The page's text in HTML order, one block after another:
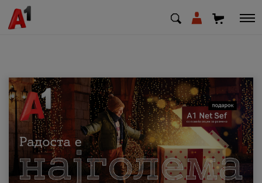
МК EN SQ
Приватни Деловни